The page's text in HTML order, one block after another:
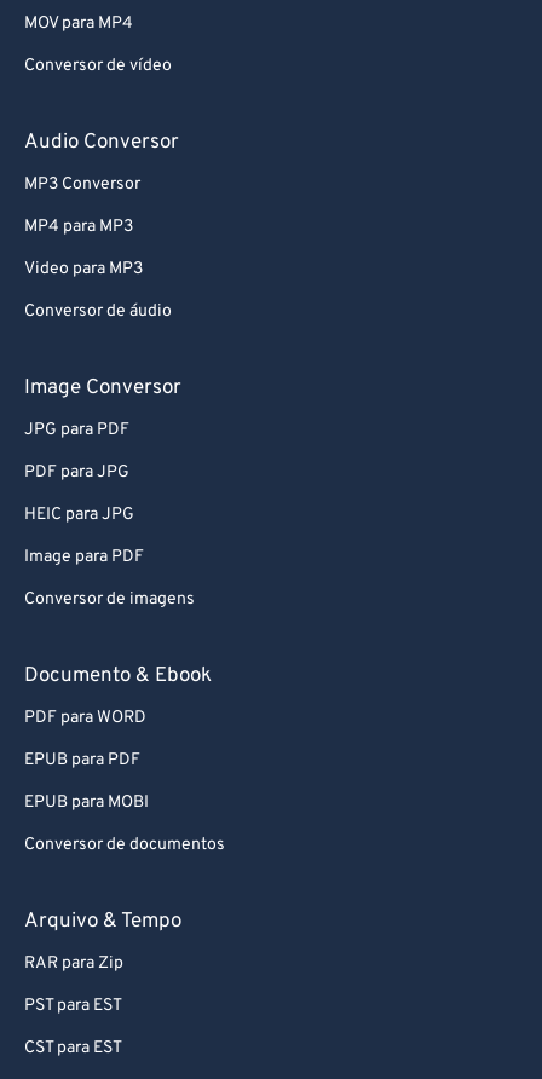
MOV para MP4
Conversor de vídeo
Audio Conversor
MP3 Conversor
MP4 para MP3
Video para MP3
Conversor de áudio
Image Conversor
JPG para PDF
PDF para JPG
HEIC para JPG
Image para PDF
Conversor de imagens
Documento & Ebook
PDF para WORD
EPUB para PDF
EPUB para MOBI
Conversor de documentos
Arquivo & Tempo
RAR para Zip
PST para EST
CST para EST